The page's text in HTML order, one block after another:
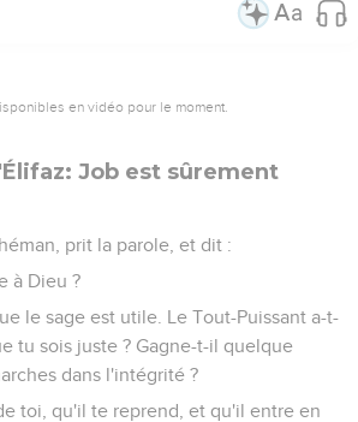
en vidéo pour le moment.
Job est sûrement
prit la parole, et dit :
à Dieu ?
le sage est utile. Le Tout-Puissant a-t-
tu sois juste ? Gagne-t-il quelque
dans l'intégrité ?
toi, qu'il te reprend, et qu'il entre en